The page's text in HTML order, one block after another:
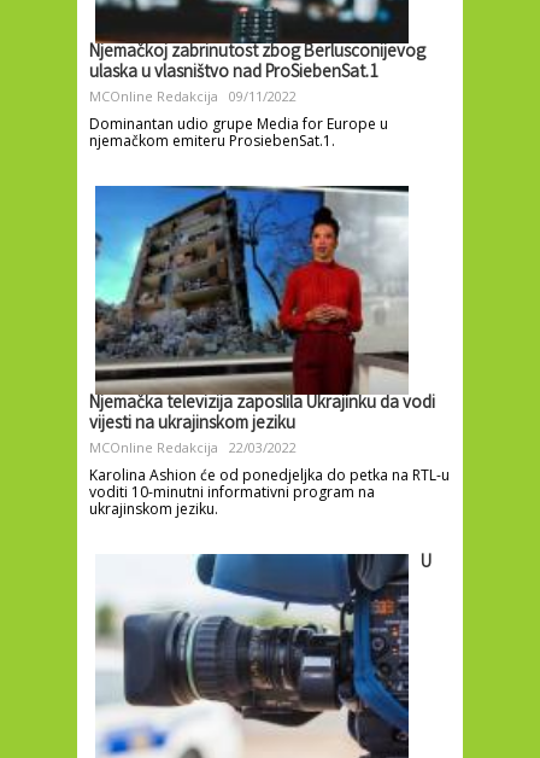
Njemačkoj zabrinutost zbog Berlusconijevog
ulaska u vlasništvo nad ProSiebenSat.1
MCOnline Redakcija 09/11/2022
Dominantan udio grupe Media for Europe u
njemačkom emiteru ProsiebenSat.1.
Njemačka televizija zaposlila Ukrajinku da vodi
vijesti na ukrajinskom jeziku
MCOnline Redakcija 22/03/2022
Karolina Ashion će od ponedjeljka do petka na RTL-u
voditi 10-minutni informativni program na
ukrajinskom jeziku.
U